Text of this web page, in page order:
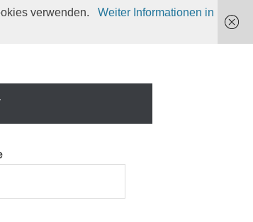
verwenden.
Weiter Informationen in